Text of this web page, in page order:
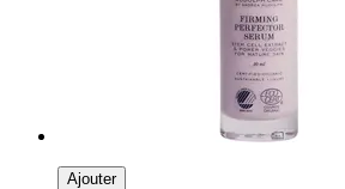
Ajouter